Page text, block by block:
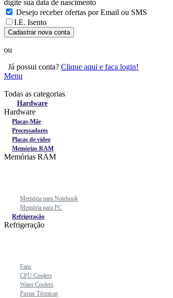
digite sua data de nascimento
Desejo receber ofertas por Email ou SMS
I.E. Isento
Cadastrar nova conta
ou
Já possui conta? Clique aqui e faça login!
Menu
Todas as categorias
Hardware
Hardware
Placas-Mãe
Processadores
Placas de vídeo
Memórias RAM
Memórias RAM
Memória para Notebook
Memória para PC
Refrigeração
Refrigeração
Fans
CPU Coolers
Water Coolers
Pastas Térmicas